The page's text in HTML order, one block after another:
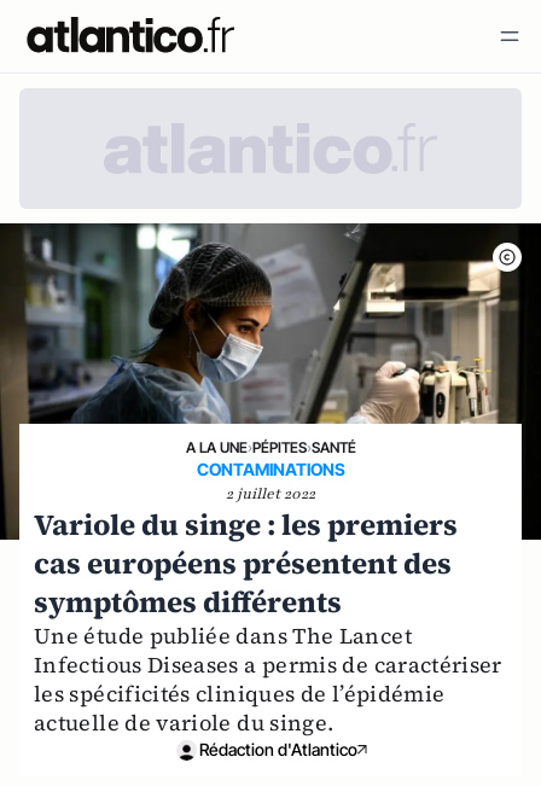
A LA UNE›PÉPITES›SANTÉ
CONTAMINATIONS
2 juillet 2022
Variole du singe : les premiers
cas européens présentent des
symptômes différents
Une étude publiée dans The Lancet
Infectious Diseases a permis de caractériser
les spécificités cliniques de l’épidémie
actuelle de variole du singe.
Rédaction d'Atlantico